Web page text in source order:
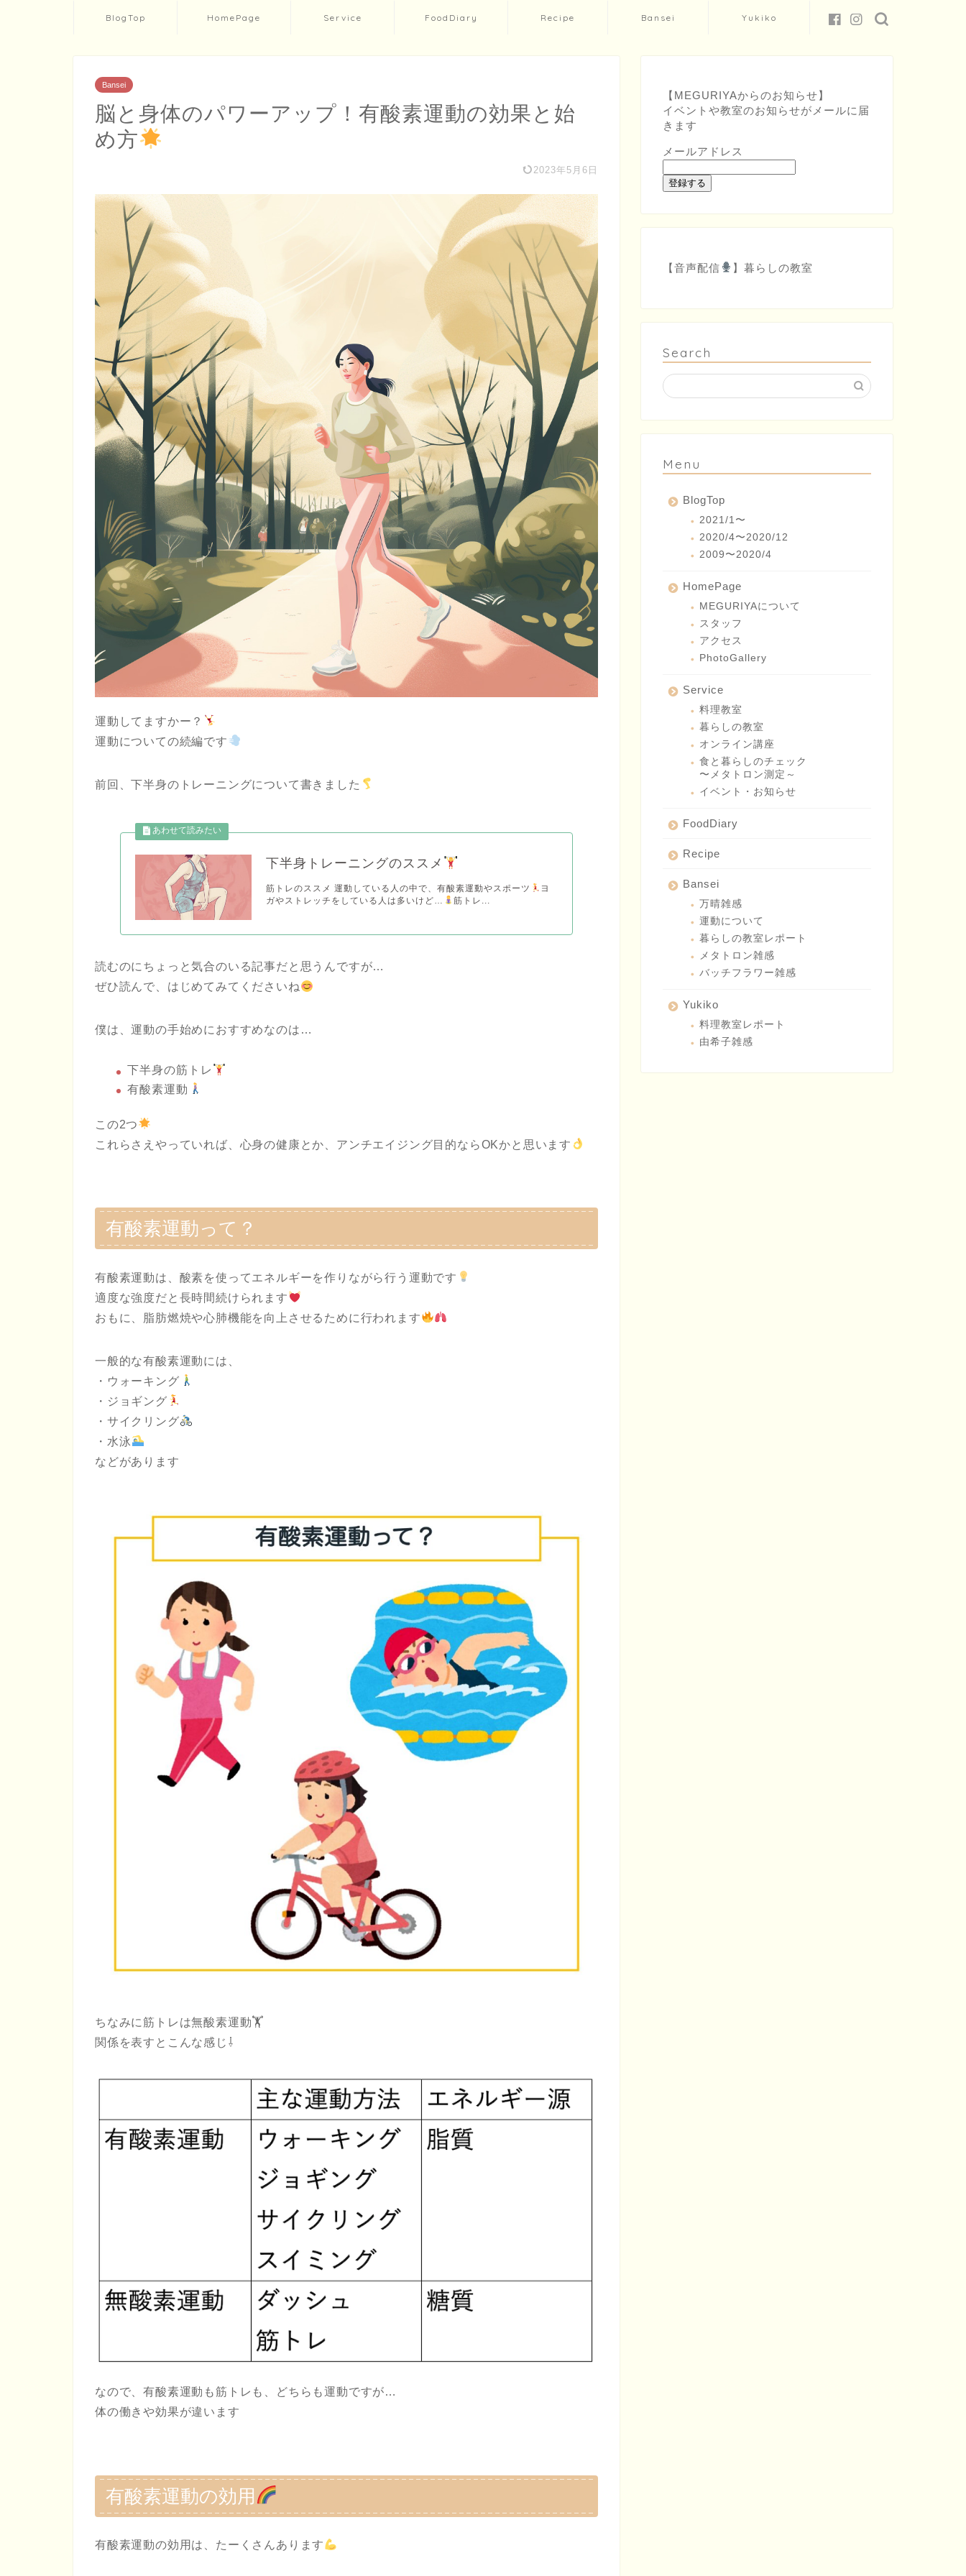
BlogTop HomePage Service FoodDiary Recipe Bansei Yukiko
Bansei
脳と身体のパワーアップ！有酸素運動の効果と始
め方
2023年5月6日
運動してますかー？
運動についての続編です
前回、下半身のトレーニングについて書きました
下半身トレーニングのススメ
筋トレのススメ 運動している人の中で、有酸素運動やスポーツ
ヨ
ガやストレッチをしている人は多いけど…
筋トレ...
読むのにちょっと気合のいる記事だと思うんですが…
ぜひ読んで、はじめてみてくださいね
僕は、運動の手始めにおすすめなのは…
下半身の筋トレ
有酸素運動
この2つ
これらさえやっていれば、心身の健康とか、アンチエイジング目的ならOKかと思います
有酸素運動って？
有酸素運動は、酸素を使ってエネルギーを作りながら行う運動です
適度な強度だと長時間続けられます
おもに、脂肪燃焼や心肺機能を向上させるために行われます
一般的な有酸素運動には、
・ウォーキング
・ジョギング
・サイクリング
・水泳
などがあります
ちなみに筋トレは無酸素運動🏋️
関係を表すとこんな感じ⇩
なので、有酸素運動も筋トレも、どちらも運動ですが…
体の働きや効果が違います
有酸素運動の効用
有酸素運動の効用は、たーくさんあります
【MEGURIYAからのお知らせ】
イベントや教室のお知らせがメールに届
きます
メールアドレス
登録する
【音声配信 】暮らしの教室
Search
Menu
BlogTop
2021/1〜
2020/4〜2020/12
2009〜2020/4
HomePage
MEGURIYAについて
スタッフ
アクセス
PhotoGallery
Service
料理教室
暮らしの教室
オンライン講座
食と暮らしのチェック
〜メタトロン測定～
イベント・お知らせ
FoodDiary
Recipe
Bansei
万晴雑感
運動について
暮らしの教室レポート
メタトロン雑感
バッチフラワー雑感
Yukiko
料理教室レポート
由希子雑感